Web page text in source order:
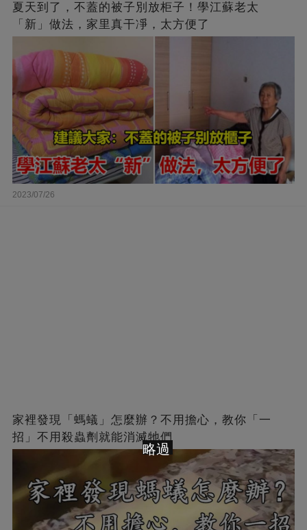
夏天到了，不蓋的被子別放柜子！學江蘇老太
「新」做法，家里真干凈，太方便了
2023/07/26
家裡發現「螞蟻」怎麼辦？不用擔心，教你「一
招」不用殺蟲劑就能消滅牠們
略過